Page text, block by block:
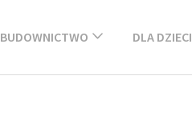
BUDOWNICTWO DLA DZIECI